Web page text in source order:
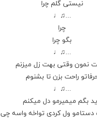
نیستی گلم چرا
...♫♩
چرا
بگو چرا
...♫♩
نمون وقتی بهت زل میزنم
راحت بزن تا بشنوم
...♫♩
بگم میمیرمو دل میکنم
دستامو ول کردی تو‌اخه واسه چی